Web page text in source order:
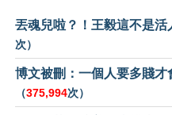
丟魂兒啦？！王毅這不是活
次）
博文被刪：一個人要多賤才
（375,994次）